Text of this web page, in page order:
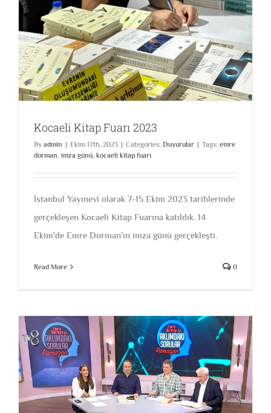
Kocaeli Kitap Fuarı 2023
By admin | Ekim 17th, 2023 | Categories: Duyurular | Tags: emre
dorman, imza günü, kocaeli kitap fuarı
İstanbul Yayınevi olarak 7-15 Ekim 2023 tarihlerinde
gerçekleşen Kocaeli Kitap Fuarına katıldık. 14
Ekim'de Emre Dorman'ın imza günü gerçekleşti.
Read More 0